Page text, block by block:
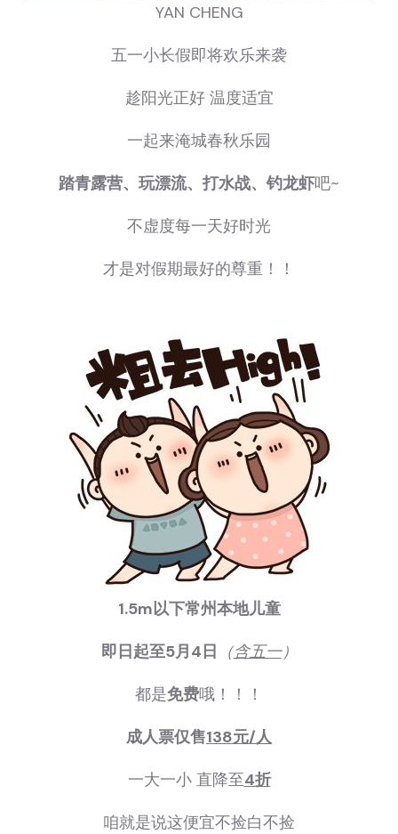
YAN CHENG
五一小长假即将欢乐来袭
趁阳光正好 温度适宜
一起来淹城春秋乐园
踏青露营、玩漂流、打水战、钓龙虾吧~
不虚度每一天好时光
才是对假期最好的尊重！！
1.5m以下常州本地儿童
即日起至5月4日 （含五一）
都是免费哦！！！
成人票仅售138元/人
一大一小 直降至4折
咱就是说这便宜不捡白不捡